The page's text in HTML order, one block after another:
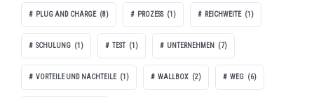
PLUG AND CHARGE (8) PROZESS (1) REICHWEITE (1)
SCHULUNG (1) TEST (1) UNTERNEHMEN (7)
VORTEILE UND NACHTEILE (1) WALLBOX (2) WEG (6)